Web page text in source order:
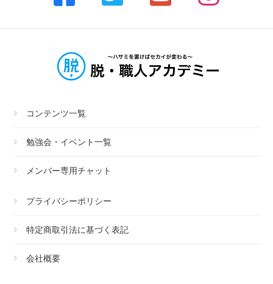
コンテンツ一覧
勉強会・イベント一覧
メンバー専用チャット
プライバシーポリシー
特定商取引法に基づく表記
会社概要